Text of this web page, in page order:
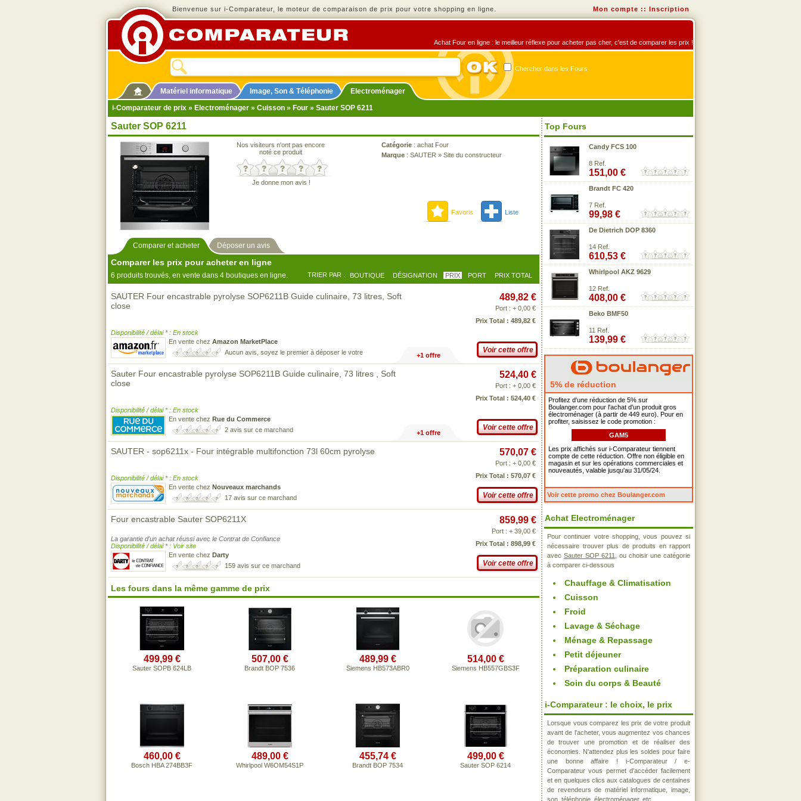
Bienvenue sur i-Comparateur, le moteur de comparaison de prix pour votre shopping en ligne. Mon compte :: Inscription
Achat Four en ligne : le meilleur réflexe pour acheter pas cher, c'est de comparer les prix !
Chercher dans les Fours
Matériel informatique Image, Son & Téléphonie
Electroménager
i-Comparateur de prix » Electroménager » Cuisson » Four » Sauter SOP 6211
Sauter SOP 6211
Nos visiteurs n'ont pas encore
noté ce produit
Je donne mon avis !
Catégorie : achat Four
Marque : SAUTER » Site du constructeur
Favoris Liste
Comparer et acheter Déposer un avis
Comparer les prix pour acheter en ligne
6 produits trouvés, en vente dans 4 boutiques en ligne. TRIER PAR : BOUTIQUE DÉSIGNATION PRIX PORT PRIX TOTAL
SAUTER Four encastrable pyrolyse SOP6211B Guide culinaire, 73 litres, Soft
close
Disponibilité / délai * : En stock
En vente chez Amazon MarketPlace
Aucun avis, soyez le premier à déposer le votre
489,82 €
Port : + 0,00 €
Prix Total : 489,82 €
Voir cette offre
+1 offre
Sauter Four encastrable pyrolyse SOP6211B Guide culinaire, 73 litres , Soft
close
Disponibilité / délai * : En stock
En vente chez Rue du Commerce
2 avis sur ce marchand
524,40 €
Port : + 0,00 €
Prix Total : 524,40 €
Voir cette offre
+1 offre
SAUTER - sop6211x - Four intégrable multifonction 73l 60cm pyrolyse
Disponibilité / délai * : En stock
En vente chez Nouveaux marchands
17 avis sur ce marchand
570,07 €
Port : + 0,00 €
Prix Total : 570,07 €
Voir cette offre
Four encastrable Sauter SOP6211X
La garantie d'un achat réussi avec le Contrat de Confiance
Disponibilité / délai * : Voir site
En vente chez Darty
159 avis sur ce marchand
859,99 €
Port : + 39,00 €
Prix Total : 898,99 €
Voir cette offre
Les fours dans la même gamme de prix
499,99 €
Sauter SOPB 624LB
507,00 €
Brandt BOP 7536
489,99 €
Siemens HB573ABR0
514,00 €
Siemens HB557GBS3F
460,00 €
Bosch HBA 274BB3F
489,00 €
Whirlpool W6OM54S1P
455,74 €
Brandt BOP 7534
499,00 €
Sauter SOP 6214
Top Fours
Candy FCS 100
8 Ref.
151,00 €
Brandt FC 420
7 Ref.
99,98 €
De Dietrich DOP 8360
14 Ref.
610,53 €
Whirlpool AKZ 9629
12 Ref.
408,00 €
Beko BMF50
11 Ref.
139,99 €
5% de réduction
Profitez d'une réduction de 5% sur
Boulanger.com pour l'achat d'un produit gros
électroménager (à partir de 449 euro). Pour en
profiter, saisissez le code promotion :
GAM5
Les prix affichés sur i-Comparateur tiennent
compte de cette réduction. Offre non éligible en
magasin et sur les opérations commerciales et
nouveautés, valable jusqu'au 31/05/24.
Voir cette promo chez Boulanger.com
Achat Electroménager
Pour continuer votre shopping, vous pouvez si
nécessaire trouver plus de produits en rapport
avec Sauter SOP 6211
, ou choisir une catégorie
à comparer ci-dessous
Chauffage & Climatisation
Cuisson
Froid
Lavage & Séchage
Ménage & Repassage
Petit déjeuner
Préparation culinaire
Soin du corps & Beauté
i-Comparateur : le choix, le prix
Lorsque vous comparez les prix de votre produit
avant de l'acheter, vous augmentez vos chances
de trouver une promotion et de réaliser des
économies. N'attendez plus les soldes pour faire
une bonne affaire ! i-Comparateur / e-
Comparateur vous permet d'accéder facilement
et en quelques clics aux catalogues de centaines
de revendeurs de matériel informatique, image,
son, téléphonie, électroménager, etc..